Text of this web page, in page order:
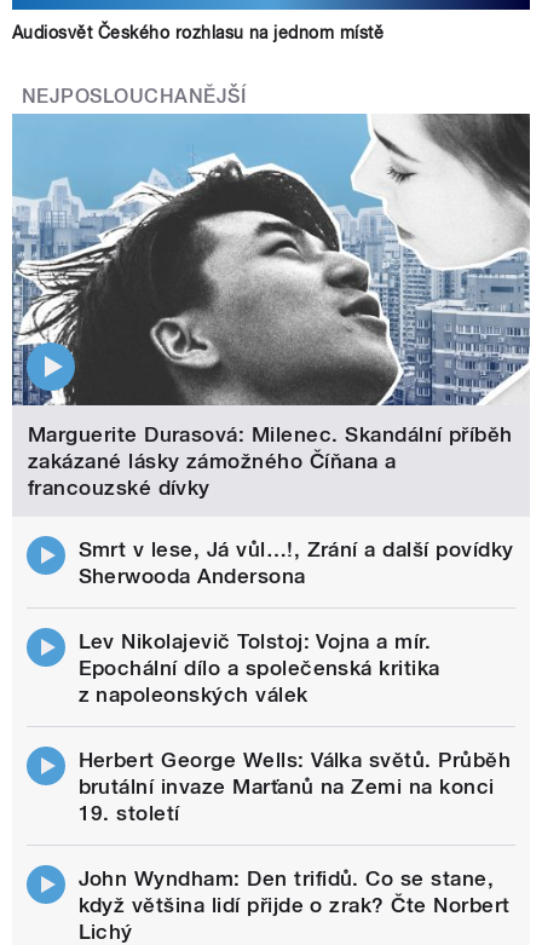
Audiosvět Českého rozhlasu na jednom místě
NEJPOSLOUCHANĚJŠÍ
Marguerite Durasová: Milenec. Skandální příběh
zakázané lásky zámožného Číňana a
francouzské dívky
Smrt v lese, Já vůl…!, Zrání a další povídky
Sherwooda Andersona
Lev Nikolajevič Tolstoj: Vojna a mír.
Epochální dílo a společenská kritika
z napoleonských válek
Herbert George Wells: Válka světů. Průběh
brutální invaze Marťanů na Zemi na konci
19. století
John Wyndham: Den trifidů. Co se stane,
když většina lidí přijde o zrak? Čte Norbert
Lichý